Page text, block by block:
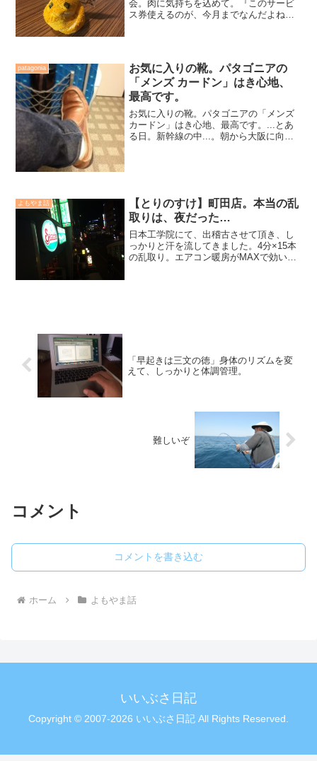
会。肉に気持ちを込めて。『このサービ
ス券使えるのが、今月までなんだよね
patagonia
お気に入りの靴。パタゴニアの
「メンズ カードン」はき心地、
最高です。
お気に入りの靴。パタゴニアの「メンズ
カードン」はき心地、最高です。...とあ
る日。新幹線の中...。朝から大阪に向か
よもやま話
【とりのすけ】町田店。本当の乱
取りは、夜だった…
日本工学院にて、出稽古させて頂き、し
っかりと汗を流してきました。4分×15本
の乱取り。エアコン暖房がMAXで効いて
「早起きは三文の徳」身体のリズムを変
えて、しっかりと体調管理。
難しいぞ
コメント
コメントを書き込む
ホーム よもやま話
いいぶさ日記
Copyright © 2007-2026 いいぶさ日記 All Rights Reserved.